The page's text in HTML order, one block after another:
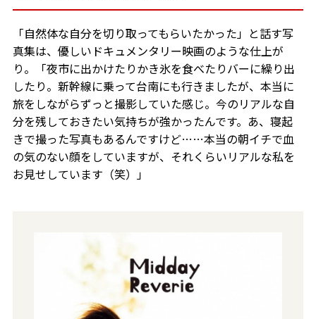
「自然体な自分を切り取ってもらいたかった」と話す写
真集は、優しいドキュメンタリー映画のような仕上が
り。「夜市に出かけたりかき氷を食べたりバーに繰り出
したり。新幹線に乗って台南にも行きましたが、本当に
旅をしながらずっと撮影していた感じ。今のリアルな自
分を残しておきたい気持ちが強かったんです。あ、寝起
きで撮った写真もあるんですけど……本当の朝イチで血
の気のない顔をしていますが、それくらいリアルな私を
お見せしています（笑）」